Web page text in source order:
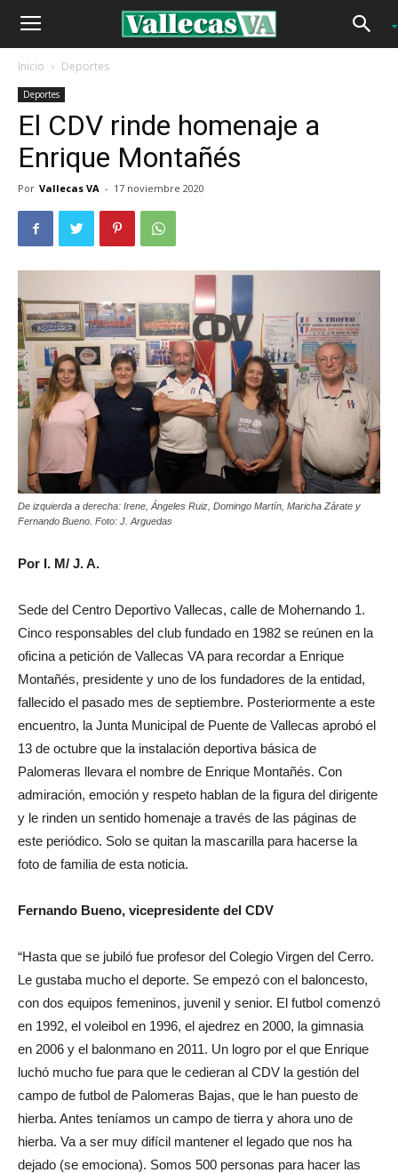
Inicio Deportes
Deportes
El CDV rinde homenaje a
Enrique Montañés
Por Vallecas VA - 17 noviembre 2020
De izquierda a derecha: Irene, Ángeles Ruiz, Domingo Martín, Maricha Zárate y
Fernando Bueno. Foto: J. Arguedas
Por I. M/ J. A.
Sede del Centro Deportivo Vallecas, calle de Mohernando 1.
Cinco responsables del club fundado en 1982 se reúnen en la
oficina a petición de Vallecas VA para recordar a Enrique
Montañés, presidente y uno de los fundadores de la entidad,
fallecido el pasado mes de septiembre. Posteriormente a este
encuentro, la Junta Municipal de Puente de Vallecas aprobó el
13 de octubre que la instalación deportiva básica de
Palomeras llevara el nombre de Enrique Montañés. Con
admiración, emoción y respeto hablan de la figura del dirigente
y le rinden un sentido homenaje a través de las páginas de
este periódico. Solo se quitan la mascarilla para hacerse la
foto de familia de esta noticia.
Fernando Bueno, vicepresidente del CDV
“Hasta que se jubiló fue profesor del Colegio Virgen del Cerro.
Le gustaba mucho el deporte. Se empezó con el baloncesto,
con dos equipos femeninos, juvenil y senior. El futbol comenzó
en 1992, el voleibol en 1996, el ajedrez en 2000, la gimnasia
en 2006 y el balonmano en 2011. Un logro por el que Enrique
luchó mucho fue para que le cedieran al CDV la gestión del
campo de futbol de Palomeras Bajas, que le han puesto de
hierba. Antes teníamos un campo de tierra y ahora uno de
hierba. Va a ser muy difícil mantener el legado que nos ha
dejado (se emociona). Somos 500 personas para hacer las